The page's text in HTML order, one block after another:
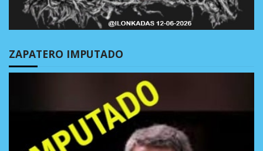
ZAPATERO IMPUTADO